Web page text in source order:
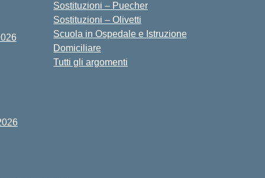
Sostituzioni – Puecher
Sostituzioni – Olivetti
Scuola in Ospedale e Istruzione
Domiciliare
Tutti gli argomenti